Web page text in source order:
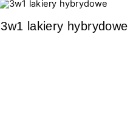
3w1 lakiery hybrydowe